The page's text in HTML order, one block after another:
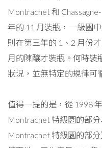
Montrachet 和
年的 11 月裝瓶，一級園
則在第三年的 1、2 月份
月的陳釀才裝瓶。何時裝
狀況，並無特定的規律可
值得一提的是，從 1998
Montrachet 特級園的部
Montrachet 特級園的部